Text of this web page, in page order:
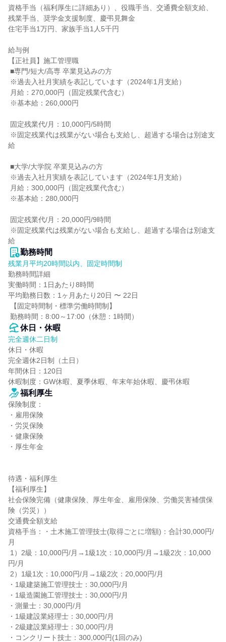
資格手当（福利厚生に詳細あり）、役職手当、交通費全額支給、
残業手当、奨学金支援制度、慶弔見舞金
住宅手当1万円、家族手当1人5千円
給与例
【正社員】施工管理職
給
給
勤務時間
残業月平均20時間以内、固定時間制
勤務時間詳細
実働時間：1日あたり8時間
平均勤務日数：1ヶ月あたり20日 〜 22日
勤務時間：8:00～17:00（休憩：1時間）
休日・休暇
完全週休二日制
休日・休暇
完全週休2日制（土日）
年間休日：120日
休暇制度：GW休暇、夏季休暇、年末年始休暇、慶弔休暇
福利厚生
保険制度：
・雇用保険
・労災保険
・健康保険
・厚生年金
待遇・福利厚生
【福利厚生】
社会保険完備（健康保険、厚生年金、雇用保険、労働災害補償保
険（労災））
交通費全額支給
資格手当：・土木施工管理技士(取得ごとに増額)：合計30,000円/
月
円/月
・1級建築施工管理技士：30,000円/月
・1級造園施工管理技士：30,000円/月
・測量士：30,000円/月
・1級建設業経理士：30,000円/月
・2級建設業経理士：30,000円/月
・コンクリート技士：300,000円(1回のみ)